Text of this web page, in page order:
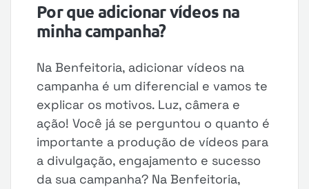
Por que adicionar vídeos na
minha campanha?
Na Benfeitoria, adicionar vídeos na
campanha é um diferencial e vamos te
explicar os motivos. Luz, câmera e
ação! Você já se perguntou o quanto é
importante a produção de vídeos para
a divulgação, engajamento e sucesso
da sua campanha? Na Benfeitoria,